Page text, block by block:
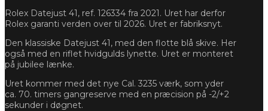
Rolex Datejust 41, ref. 126334 fra 2021. Uret har derfor
Rolex garanti verden over til 2026. Uret er fabriksnyt.
Den klassiske Datejust 41, med den flotte blå skive. Her
også med en riflet hvidgulds lynette. Uret er monteret
på jubilee lænke.
Uret kommer med det nye Cal. 3235 værk, som yder
ca. 70. timers gangreserve med en præcision på -2/+2
sekunder i døgnet.